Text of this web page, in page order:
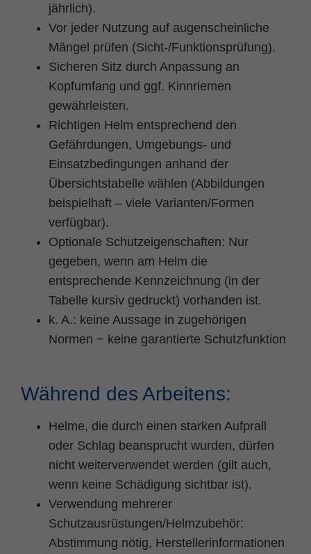
jährlich).
Vor jeder Nutzung auf augenscheinliche
Mängel prüfen (Sicht-/Funktionsprüfung).
Sicheren Sitz durch Anpassung an
Kopfumfang und ggf. Kinnriemen
gewährleisten.
Richtigen Helm entsprechend den
Gefährdungen, Umgebungs- und
Einsatzbedingungen anhand der
Übersichtstabelle wählen (Abbildungen
beispielhaft – viele Varianten/Formen
verfügbar).
Optionale Schutzeigenschaften: Nur
gegeben, wenn am Helm die
entsprechende Kennzeichnung (in der
Tabelle kursiv gedruckt) vorhanden ist.
k. A.: keine Aussage in zugehörigen
Normen − keine garantierte Schutzfunktion
Während des Arbeitens:
Helme, die durch einen starken Aufprall
oder Schlag beansprucht wurden, dürfen
nicht weiterverwendet werden (gilt auch,
wenn keine Schädigung sichtbar ist).
Verwendung mehrerer
Schutzausrüstungen/Helmzubehör:
Abstimmung nötig, Herstellerinformationen
Name
Anbieter php
Laufzeit Ende der Sitzung
Zweck PHPs Standard Sitzungs Identifikation